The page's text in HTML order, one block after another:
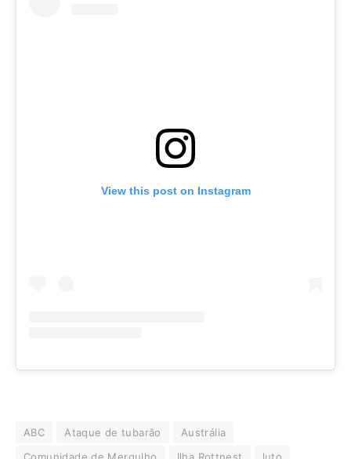
View this post on Instagram
ABC Ataque de tubarão
Austrália
Comunidade de Mergulho
Ilha Rottnest luto